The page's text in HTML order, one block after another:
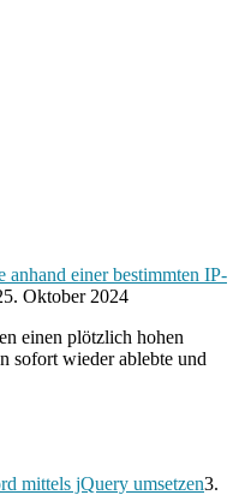
anhand einer bestimmten IP-
Oktober 2024
einen plötzlich hohen
sofort wieder ablebte und
mittels jQuery umsetzen3.